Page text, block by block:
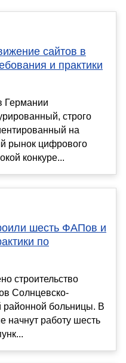
сайтов в
и практики
Германии
строго
на
рынок цифрового
конкуре...
шесть ФАПов и
по
строительство
Солнцевско-
районной больницы. В
начнут работу шесть